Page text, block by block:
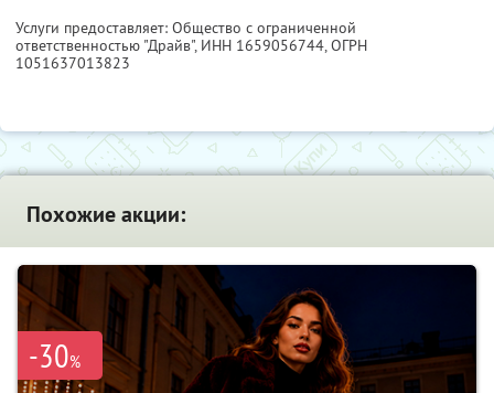
Услуги предоставляет: Общество с ограниченной
ответственностью "Драйв", ИНН 1659056744, ОГРН
1051637013823
Похожие акции:
-30%